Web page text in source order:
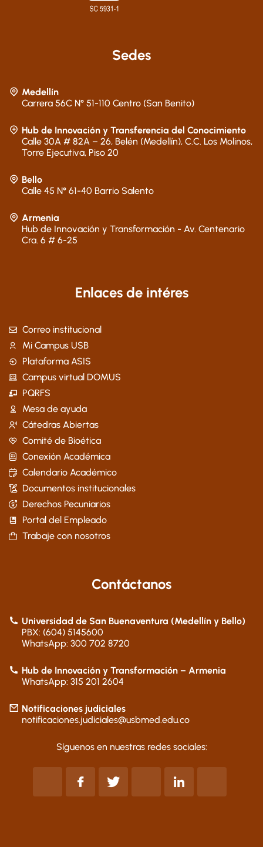
Sedes
Medellín
Carrera 56C N° 51-110 Centro (San Benito)
Hub de Innovación y Transferencia del Conocimiento
Calle 30A # 82A – 26, Belén (Medellín), C.C. Los Molinos,
Torre Ejecutiva, Piso 20
Bello
Calle 45 N° 61-40 Barrio Salento
Armenia
Hub de Innovación y Transformación - Av. Centenario
Cra. 6 # 6-25
Enlaces de intéres
Correo institucional
Mi Campus USB
Plataforma ASIS
Campus virtual DOMUS
PQRFS
Mesa de ayuda
Cátedras Abiertas
Comité de Bioética
Conexión Académica
Calendario Académico
Documentos institucionales
Derechos Pecuniarios
Portal del Empleado
Trabaje con nosotros
Contáctanos
Universidad de San Buenaventura (Medellín y Bello)
PBX: (604) 5145600
WhatsApp: 300 702 8720
Hub de Innovación y Transformación – Armenia
WhatsApp: 315 201 2604
Notificaciones judiciales
notificaciones.judiciales@usbmed.edu.co
Síguenos en nuestras redes sociales: